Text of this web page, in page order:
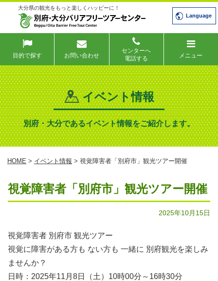
大分県の観光をもっと楽しくハッピーに！
Language
目的で探す お問い合わせ
センターへ
電話する
メニュー
イベント情報
別府・大分であるイベント情報をご紹介します。
HOME > イベント情報 > 視覚障害者「別府市」観光ツアー開催
視覚障害者「別府市」観光ツアー開催
2025年10月15日
視覚障害者 別府市 観光ツアー
視覚に障害がある方も ない方も 一緒に 別府観光を楽しみ
ませんか？
日時：2025年11月8日（土）10時00分～16時30分